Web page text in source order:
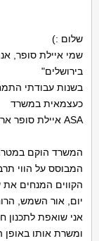
שלום :)
שמי איילת סופר,
בירושלים"
כעצמאית במשרד
ASA איילת סופר ארכיטקטורה בקיבוץ חנתון.
המשרד הוקם במטרה
המבוסס על הווי
הקווים המנחים את
יום, אור השמש,
אני שואפת
ומשרת אותו באופן